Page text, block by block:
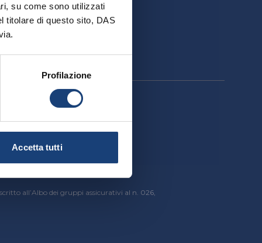
su come sono utilizzati
titolare di questo sito, DAS
Profilazione
Accetta tutti
all’Albo dei gruppi assicurativi al n. 026,